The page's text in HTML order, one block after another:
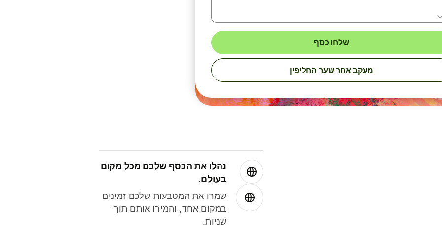
שלחו כסף
מעקב אחר שער החליפין
נהלו את הכסף שלכם מכל מקום
בעולם.
שמרו את המטבעות שלכם זמינים
במקום אחד, והמירו אותם תוך
שניות.